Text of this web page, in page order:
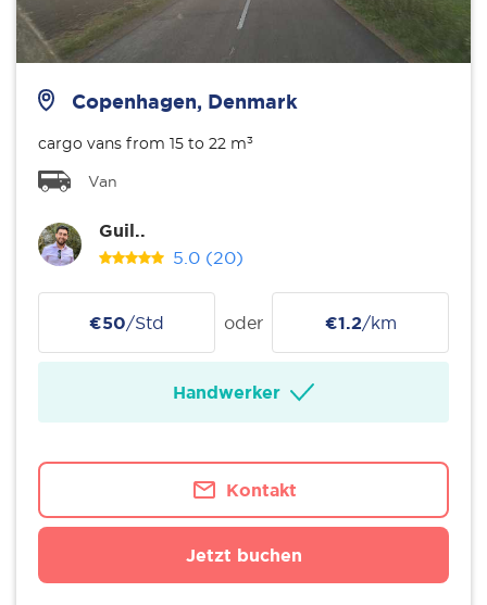
Copenhagen, Denmark
cargo vans from 15 to 22 m³
Van
Guil..
5.0 (20)
€50/Std oder €1.2/km
Handwerker
Kontakt
Jetzt buchen